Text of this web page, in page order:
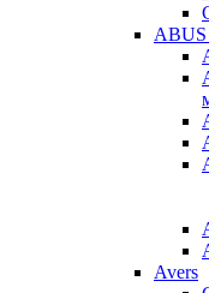
Avers